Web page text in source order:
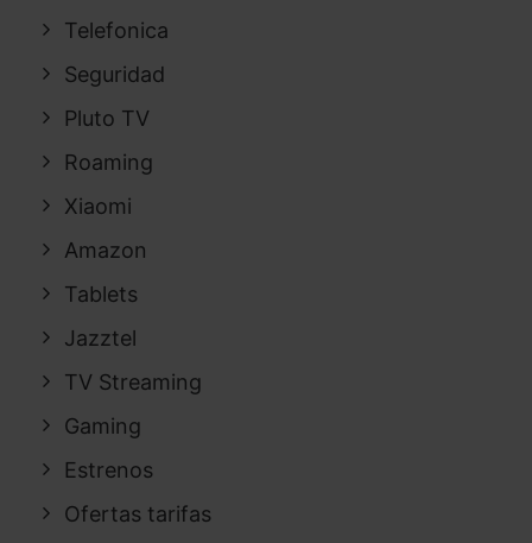
Telefonica
Seguridad
Pluto TV
Roaming
Xiaomi
Amazon
Tablets
Jazztel
TV Streaming
Gaming
Estrenos
Ofertas tarifas